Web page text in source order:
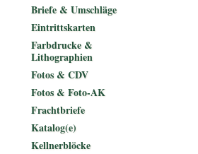
Briefe & Umschläge
Eintrittskarten
Farbdrucke &
Lithographien
Fotos & CDV
Fotos & Foto-AK
Frachtbriefe
Katalog(e)
Kellnerblöcke